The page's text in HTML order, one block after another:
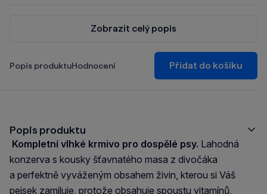
Zobrazit celý popis
Popis produktuHodnocení Přidat do košíku
Popis produktu
Kompletní vlhké krmivo pro dospělé psy. Lahodná
konzerva s kousky šťavnatého masa z divočáka
a perfektně vyváženým obsahem živin, kterou si Váš
pejsek zamiluje, protože obsahuje spoustu vitamínů,